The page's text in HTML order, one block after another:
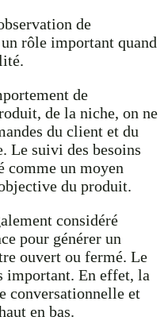
de
rôle important quand
de
de la niche, on ne
du client et du
Le suivi des besoins
comme un moyen
du produit.
considéré
pour générer un
ouvert ou fermé. Le
important. En effet, la
conversationnelle et
en bas.